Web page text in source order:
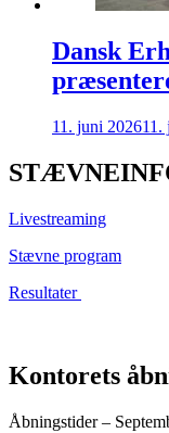
Dansk
11. juni 202611.
Livestreaming
Stævne program
Resultater
Kontorets
Åbningstider –